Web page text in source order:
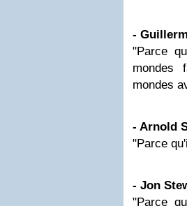
-
"Parce
mondes
mondes
- Arnold
"Parce
- Jon
"Parce